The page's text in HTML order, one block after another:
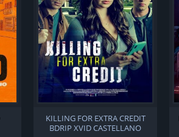
KILLING FOR EXTRA CREDIT
BDRIP XVID CASTELLANO